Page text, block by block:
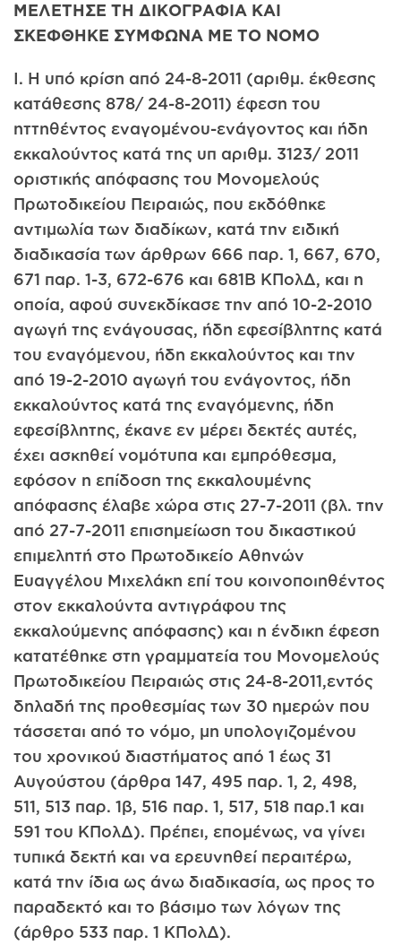
ΜΕΛΕΤΗΣΕ ΤΗ ΔΙΚΟΓΡΑΦΙΑ ΚΑΙ
ΣΚΕΦΘΗΚΕ ΣΥΜΦΩΝΑ ΜΕ ΤΟ ΝΟΜΟ
Ι. Η υπό κρίση από 24-8-2011 (αριθμ. έκθεσης
κατάθεσης 878/ 24-8-2011) έφεση του
ηττηθέντος εναγομένου-ενάγοντος και ήδη
εκκαλούντος κατά της υπ αριθμ. 3123/ 2011
οριστικής απόφασης του Μονομελούς
Πρωτοδικείου Πειραιώς, που εκδόθηκε
αντιμωλία των διαδίκων, κατά την ειδική
διαδικασία των άρθρων 666 παρ. 1, 667, 670,
671 παρ. 1-3, 672-676 και 681Β ΚΠολΔ, και η
οποία, αφού συνεκδίκασε την από 10-2-2010
αγωγή της ενάγουσας, ήδη εφεσίβλητης κατά
του εναγόμενου, ήδη εκκαλούντος και την
από 19-2-2010 αγωγή του ενάγοντος, ήδη
εκκαλούντος κατά της εναγόμενης, ήδη
εφεσίβλητης, έκανε εν μέρει δεκτές αυτές,
έχει ασκηθεί νομότυπα και εμπρόθεσμα,
εφόσον η επίδοση της εκκαλουμένης
απόφασης έλαβε χώρα στις 27-7-2011 (βλ. την
από 27-7-2011 επισημείωση του δικαστικού
επιμελητή στο Πρωτοδικείο Αθηνών
Ευαγγέλου Μιχελάκη επί του κοινοποιηθέντος
στον εκκαλούντα αντιγράφου της
εκκαλούμενης απόφασης) και η ένδικη έφεση
κατατέθηκε στη γραμματεία του Μονομελούς
Πρωτοδικείου Πειραιώς στις 24-8-2011,εντός
δηλαδή της προθεσμίας των 30 ημερών που
τάσσεται από το νόμο, μη υπολογιζομένου
του χρονικού διαστήματος από 1 έως 31
Αυγούστου (άρθρα 147, 495 παρ. 1, 2, 498,
511, 513 παρ. 1β, 516 παρ. 1, 517, 518 παρ.1 και
591 του ΚΠολΔ). Πρέπει, επομένως, να γίνει
τυπικά δεκτή και να ερευνηθεί περαιτέρω,
κατά την ίδια ως άνω διαδικασία, ως προς το
παραδεκτό και το βάσιμο των λόγων της
(άρθρο 533 παρ. 1 ΚΠολΔ).